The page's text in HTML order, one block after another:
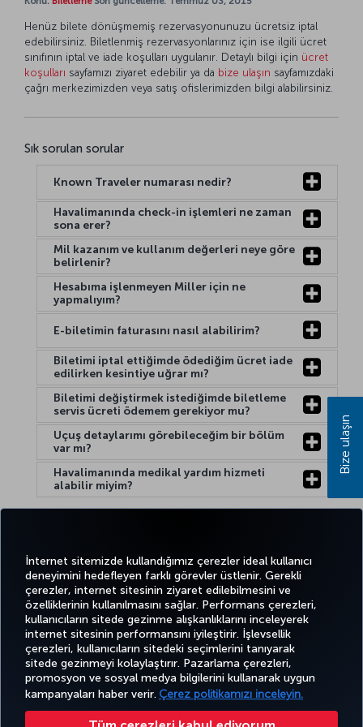
İnternet sitemizde kullandığımız çerezler ideal kullanıcı
deneyimini hedefleyen farklı görevler üstlenir. Gerekli
çerezler, internet sitesinin ziyaret edilebilmesini ve
özelliklerinin kullanılmasını sağlar. Performans çerezleri,
kullanıcıların sitede gezinme alışkanlıklarını inceleyerek
internet sitesinin performansını iyileştirir. İşlevsellik
çerezleri, kullanıcıların sitedeki seçimlerini tanıyarak
sitede gezinmeyi kolaylaştırır. Pazarlama çerezleri,
promosyon ve sosyal medya bilgilerini kullanarak uygun
kampanyaları haber verir. Çerez politikamızı inceleyin.
Henüz bilete dönüşmemiş rezervasyonunuzu ücretsiz iptal
edebilirsiniz. Biletlenmiş rezervasyonlarınız için ise ilgili ücret
sınıfının iptal ve iade koşulları uygulanır. Detaylı bilgi için ücret
koşulları sayfamızı ziyaret edebilir ya da bize ulaşın sayfamızdaki
çağrı merkezimizden veya satış ofislerimizden bilgi alabilirsiniz.
Sık sorulan sorular
Known Traveler numarası nedir?
Havalimanında check-in işlemleri ne zaman
sona erer?
Mil kazanım ve kullanım değerleri neye göre
belirlenir?
Hesabıma işlenmeyen Miller için ne
yapmalıyım?
E-biletimin faturasını nasıl alabilirim?
Biletimi iptal ettiğimde ödediğim ücret iade
edilirken kesintiye uğrar mı?
Biletimi değiştirmek istediğimde biletleme
servis ücreti ödemem gerekiyor mu?
Uçuş detaylarımı görebileceğim bir bölüm
var mı?
Havalimanında medikal yardım hizmeti
alabilir miyim?
TwitterFacebook
Instagram
YoutubeLinkedIn
TiktokBlogPinterest
BİLET
AL VE
YÖNET
DENEYİM
FIRSATLAR
VE UÇUŞ
NOKTALARI
YARDIM MILES&SMILES
Bize ulaşın